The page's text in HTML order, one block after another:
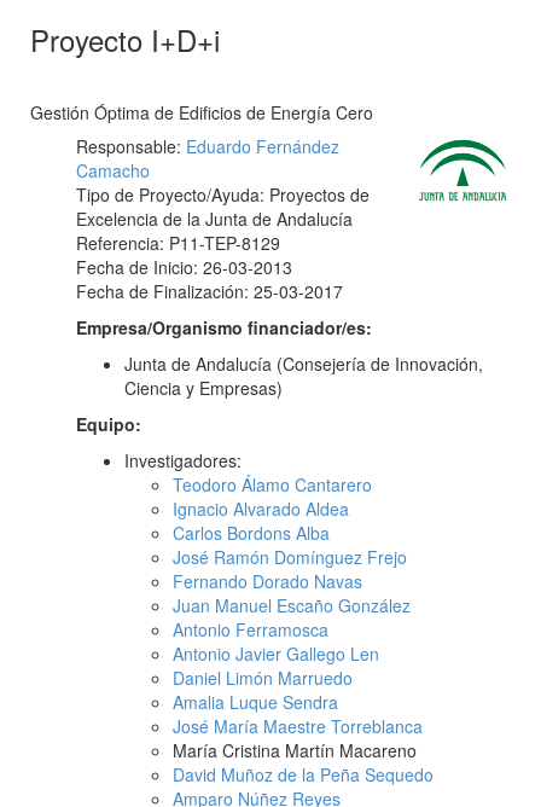
Proyecto I+D+i
Gestión Óptima de Edificios de Energía Cero
Responsable: Eduardo Fernández
Camacho
Tipo de Proyecto/Ayuda: Proyectos de
Excelencia de la Junta de Andalucía
Referencia: P11-TEP-8129
Fecha de Inicio: 26-03-2013
Fecha de Finalización: 25-03-2017
Empresa/Organismo financiador/es:
Junta de Andalucía (Consejería de Innovación,
Ciencia y Empresas)
Equipo:
Investigadores:
Teodoro Álamo Cantarero
Ignacio Alvarado Aldea
Carlos Bordons Alba
José Ramón Domínguez Frejo
Fernando Dorado Navas
Juan Manuel Escaño González
Antonio Ferramosca
Antonio Javier Gallego Len
Daniel Limón Marruedo
Amalia Luque Sendra
José María Maestre Torreblanca
María Cristina Martín Macareno
David Muñoz de la Peña Sequedo
Amparo Núñez Reyes